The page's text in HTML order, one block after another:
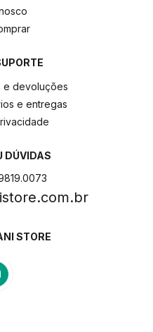
e devoluções
e entregas
DÚVIDAS
STORE